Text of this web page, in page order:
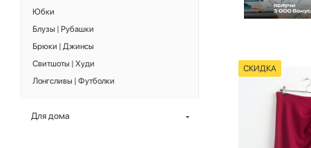
СКИДКА
Юбки
Блузы | Рубашки
Брюки | Джинсы
Свитшоты | Худи
Лонгсливы | Футболки
Для дома